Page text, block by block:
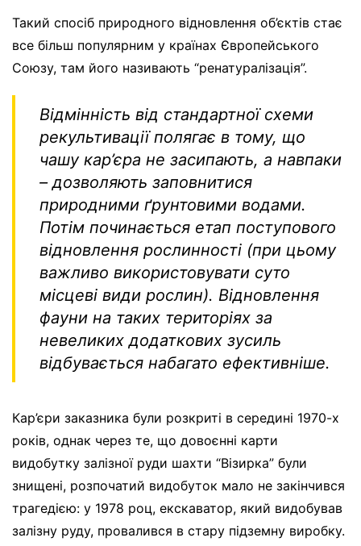
Такий спосіб природного відновлення об’єктів стає
все більш популярним у країнах Європейського
Союзу, там його називають “ренатуралізація”.
Відмінність від стандартної схеми
рекультивації полягає в тому, що
чашу кар’єра не засипають, а навпаки
– дозволяють заповнитися
природними ґрунтовими водами.
Потім починається етап поступового
відновлення рослинності (при цьому
важливо використовувати суто
місцеві види рослин). Відновлення
фауни на таких територіях за
невеликих додаткових зусиль
відбувається набагато ефективніше.
Кар’єри заказника були розкриті в середині 1970-х
років, однак через те, що довоєнні карти
видобутку залізної руди шахти “Візирка” були
знищені, розпочатий видобуток мало не закінчився
трагедією: у 1978 роц, екскаватор, який видобував
залізну руду, провалився в стару підземну виробку.